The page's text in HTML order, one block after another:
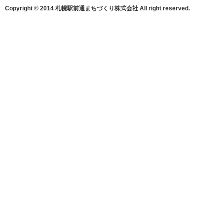
Copyright © 2014 札幌駅前通まちづくり株式会社 All right reserved.